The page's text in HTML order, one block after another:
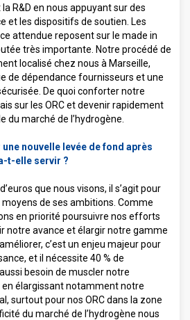
R&D en nous appuyant sur des
et les dispositifs de soutien. Les
attendue reposent sur le made in
très importante. Notre procédé de
localisé chez nous à Marseille,
de dépendance fournisseurs et une
De quoi conforter notre
sur les ORC et devenir rapidement
du marché de l’hydrogène.
nouvelle levée de fond après
t-elle servir ?
que nous visons, il s’agit pour
moyens de ses ambitions. Comme
en priorité poursuivre nos efforts
notre avance et élargir notre gamme
c’est un enjeu majeur pour
et il nécessite 40 % de
besoin de muscler notre
élargissant notamment notre
surtout pour nos ORC dans la zone
du marché de l’hydrogène nous